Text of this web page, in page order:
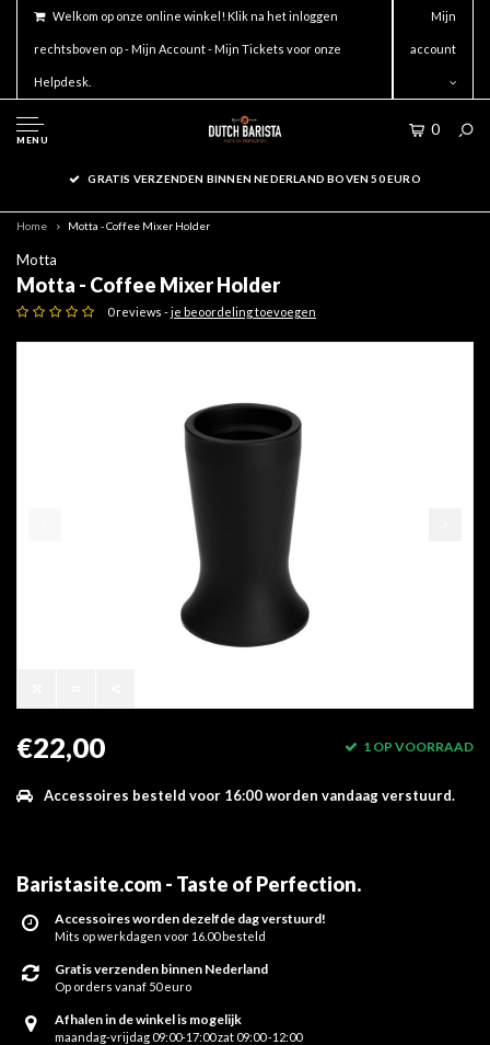
Welkom op onze online winkel! Klik na het inloggen
rechtsboven op - Mijn Account - Mijn Tickets voor onze
Helpdesk.
Mijn
account
MENU
0
GRATIS VERZENDEN BINNEN NEDERLAND BOVEN 50 EURO
Home Motta - Coffee Mixer Holder
Motta
Motta - Coffee Mixer Holder
0 reviews -je beoordeling toevoegen
€22,00 1 OP VOORRAAD
Accessoires besteld voor 16:00 worden vandaag verstuurd.
Baristasite.com - Taste of Perfection.
Accessoires worden dezelfde dag verstuurd!
Mits op werkdagen voor 16.00 besteld
Gratis verzenden binnen Nederland
Op orders vanaf 50 euro
Afhalen in de winkel is mogelijk
maandag-vrijdag 09:00-17:00 zat 09:00 -12:00